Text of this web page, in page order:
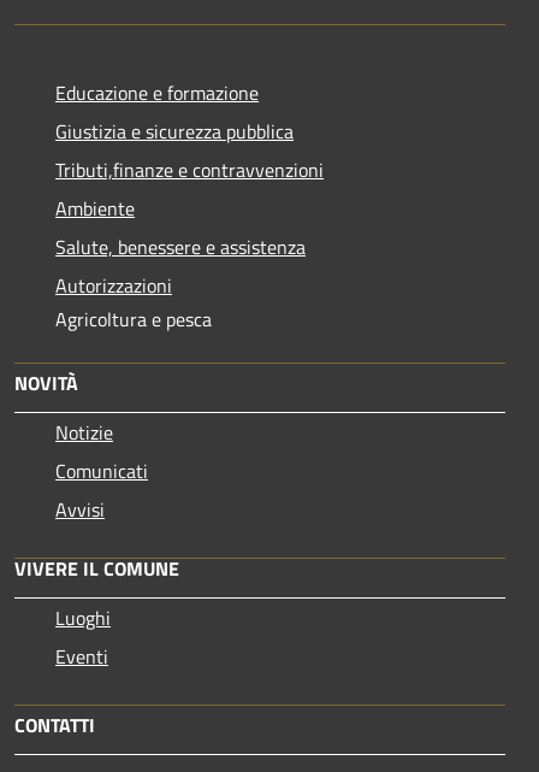
Educazione e formazione
Giustizia e sicurezza pubblica
Tributi,finanze e contravvenzioni
Ambiente
Salute, benessere e assistenza
Autorizzazioni
Agricoltura e pesca
NOVITÀ
Notizie
Comunicati
Avvisi
VIVERE IL COMUNE
Luoghi
Eventi
CONTATTI